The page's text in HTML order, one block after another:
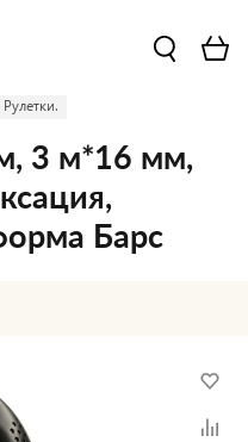
Рулетки.
3 м*16 мм,
Барс